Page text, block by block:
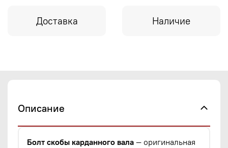
Доставка Наличие
Описание
Болт скобы карданного вала — оригинальная